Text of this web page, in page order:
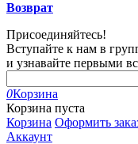
Возврат
Присоединяйтесь!
Вступайте к нам в
и узнавайте первыми
0Корзина
Корзина пуста
Корзина Оформить
Аккаунт